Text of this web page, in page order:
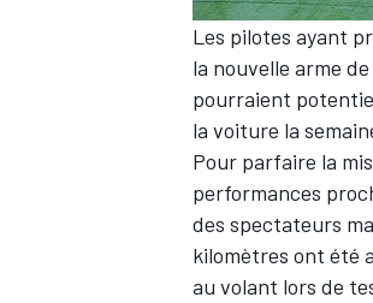
Les pilotes ayant
la nouvelle arme
pourraient
la voiture la
Pour parfaire la
performances
des spectateurs
kilomètres ont été
au volant lors de